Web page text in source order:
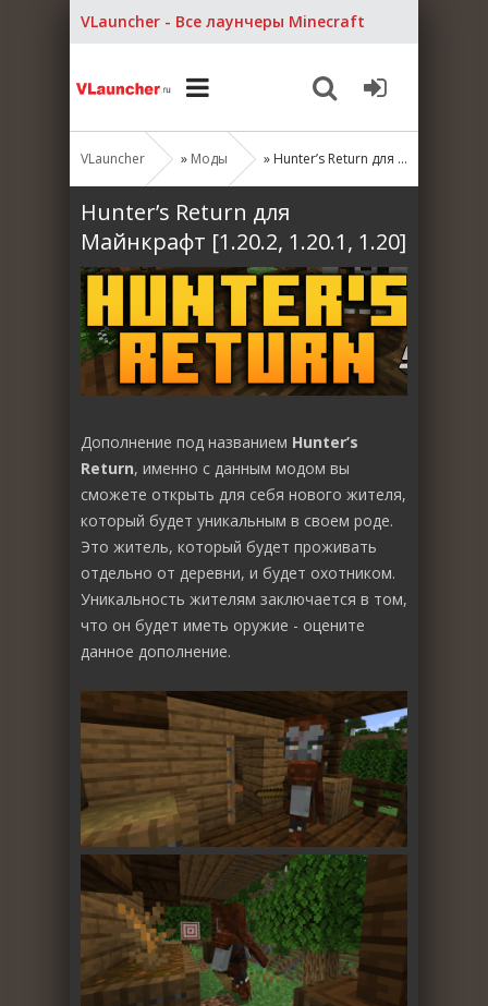
VLauncher - Все лаунчеры Minecraft
VLauncher » Моды » Hunter’s Return для Майнкрафт [1.20.2, 1.20.1, 1.20]
Hunter’s Return для
Майнкрафт [1.20.2, 1.20.1, 1.20]
Дополнение под названием Hunter’s
Return, именно с данным модом вы
сможете открыть для себя нового жителя,
который будет уникальным в своем роде.
Это житель, который будет проживать
отдельно от деревни, и будет охотником.
Уникальность жителям заключается в том,
что он будет иметь оружие - оцените
данное дополнение.